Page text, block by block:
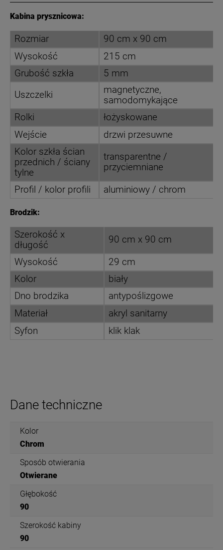
Kabina prysznicowa:
Rozmiar
90 cm x 90 cm
Wysokość
215 cm
Grubość szkła
5 mm
Uszczelki
magnetyczne,
samodomykające
Rolki
łożyskowane
Wejście
drzwi przesuwne
Kolor szkła ścian
przednich / ściany
tylne
transparentne /
przyciemniane
Profil / kolor profili aluminiowy / chrom
Brodzik:
Szerokość x
długość
90 cm x 90 cm
Wysokość
29 cm
Kolor
biały
Dno brodzika
antypoślizgowe
Materiał
akryl sanitarny
Syfon
klik klak
Dane techniczne
Kolor
Chrom
Sposób otwierania
Otwierane
Głębokość
90
Szerokość kabiny
90